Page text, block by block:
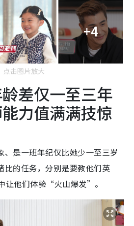
+4
点击图片放大
差仅一至三年
力值满满技惊
、是一班年纪仅比她少一至三岁
比的任务，分别是要教他们英
让他们体验“火山爆发”。